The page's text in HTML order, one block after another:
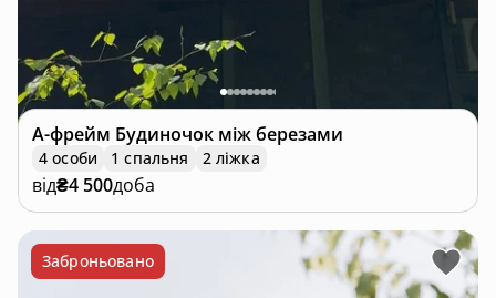
А-фрейм Будиночок між березами
4 особи 1 спальня 2 ліжка
від₴4 500доба
Заброньовано